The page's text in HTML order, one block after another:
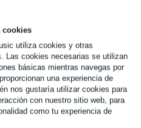
cookies
utiliza cookies y otras
Las cookies necesarias se utilizan
básicas mientras navegas por
una experiencia de
nos gustaría utilizar cookies para
con nuestro sitio web, para
como tu experiencia de
añadir a la cesta